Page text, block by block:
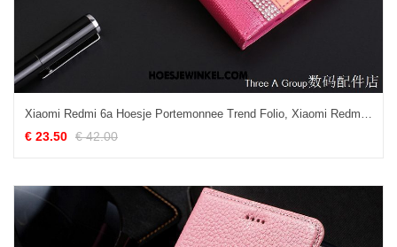
Xiaomi Redmi 6a Hoesje Portemonnee Trend Folio, Xiaomi Redmi 6a Hoesje Anti-fall All Inclusive
€ 23.50 € 42.00